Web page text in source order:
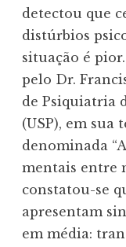
detectou que
distúrbios
situação é
pelo Dr.
de Psiquiatria
(USP), em sua
denominada
mentais entre
constatou-se
apresentam
em média: